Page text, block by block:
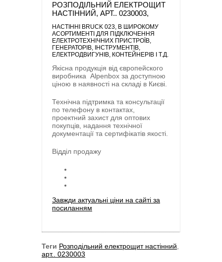
РОЗПОДІЛЬНИЙ ЕЛЕКТРОЩИТ
НАСТІННИЙ, АРТ.. 0230003,
НАСТІННІ BRUCK 023, В ШИРОКОМУ
АСОРТИМЕНТІ ДЛЯ ПІДКЛЮЧЕННЯ
ЕЛЕКТРОТЕХНІЧНИХ ПРИСТРОЇВ,
ГЕНЕРАТОРІВ, ІНСТРУМЕНТІВ,
ЕЛЕКТРОДВИГУНІВ, КОНТЕЙНЕРІВ І Т.Д.
Якісна продукція від європейского
виробника Alpenbox за доступною
ціною в наявності на складі в Києві.
Технічна підтримка та консультації
по телефону в контактах,
проектний захист для оптових
покупців, надання технічної
документації та сертифікатів якості.
Відділ продажу
Завжди актуальні ціни на сайті за
посиланням
Теги Розподільний електрощит настінний
арт.. 0230003